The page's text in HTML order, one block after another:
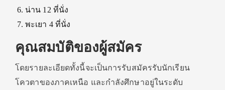
น่าน 12 ที่นั่ง
พะเยา 4 ที่นั่ง
คุณสมบัติของผู้สมัคร
โดยรายละเอียดทั้งนี้จะเป็นการรับสมัครรับนักเรียน
โควตาของภาคเหนือ และกำลังศึกษาอยู่ในระดับ